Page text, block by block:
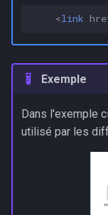
<link
Exemple
Dans l'exemple
utilisé par les